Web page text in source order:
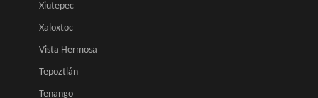
Xiutepec
Xaloxtoc
Vista Hermosa
Tepoztlán
Tenango